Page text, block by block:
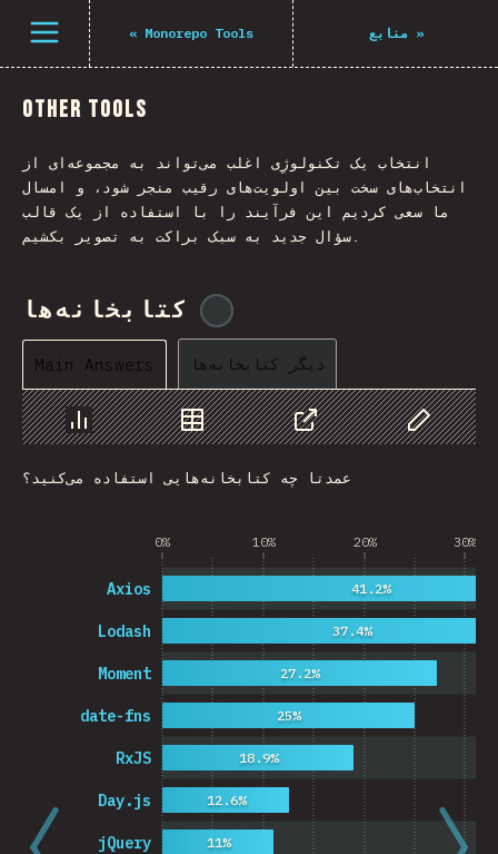
باز کردن منو « Monorepo Tools منابع»
Other Tools
انتخاب یک تکنولوژِی اغلب می‌تواند به مجموعه‌ای از
انتخاب‌های سخت بین اولویت‌های رقیب منجر شود، و امسال
ما سعی کردیم این فرآیند را با استفاده از یک قالب
سؤال جدید به سبک براکت به تصویر بکشیم.
کتابخانه‌ها
Main Answers دیگر کتابخانه‌ها
Chart Data Share
Customize
عمدتا چه کتابخانه‌هایی استفاده می‌کنید؟
0% 10% 20% 30%
jQuery
Day.js
RxJS
date-fns
Moment
Lodash
Axios
11%
12.6%
18.9%
25%
27.2%
37.4%
41.2%
Navigated to The State of JS 2021